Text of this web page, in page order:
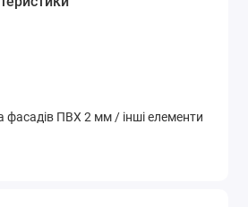
фасадів ПВХ 2 мм / інші елементи